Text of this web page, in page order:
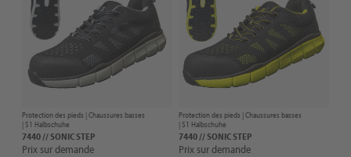
Protection des pieds |Chaussures basses
| S1 Halbschuhe
7440 // SONIC STEP
Prix sur demande
Protection des pieds |Chaussures basses
| S1 Halbschuhe
7440 // SONIC STEP
Prix sur demande